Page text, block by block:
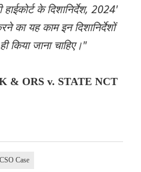
के दिशानिर्देश, 2024'
का यह काम इन दिशानिर्देशों
किया जाना चाहिए।"
& ORS v. STATE NCT
Case